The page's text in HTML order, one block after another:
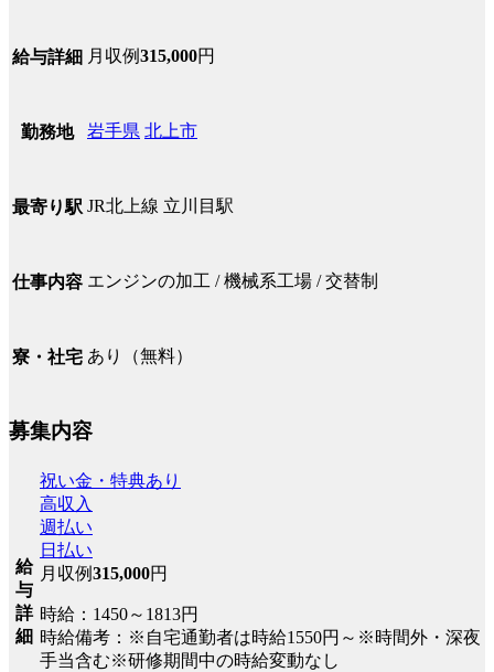
給与詳細 月収例315,000円
勤務地 岩手県 北上市
最寄り駅 JR北上線 立川目駅
仕事内容 エンジンの加工 / 機械系工場 / 交替制
寮・社宅 あり（無料）
募集内容
給
与
詳
細
祝い金・特典あり
高収入
週払い
日払い
月収例315,000円
時給：1450～1813円
時給備考：※自宅通勤者は時給1550円～※時間外・深夜
手当含む※研修期間中の時給変動なし